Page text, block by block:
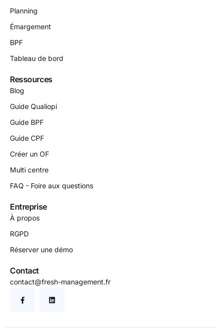
Planning
Émargement
BPF
Tableau de bord
Ressources
Blog
Guide Qualiopi
Guide BPF
Guide CPF
Créer un OF
Multi centre
FAQ - Foire aux questions
Entreprise
À propos
RGPD
Réserver une démo
Contact
contact@fresh-management.fr